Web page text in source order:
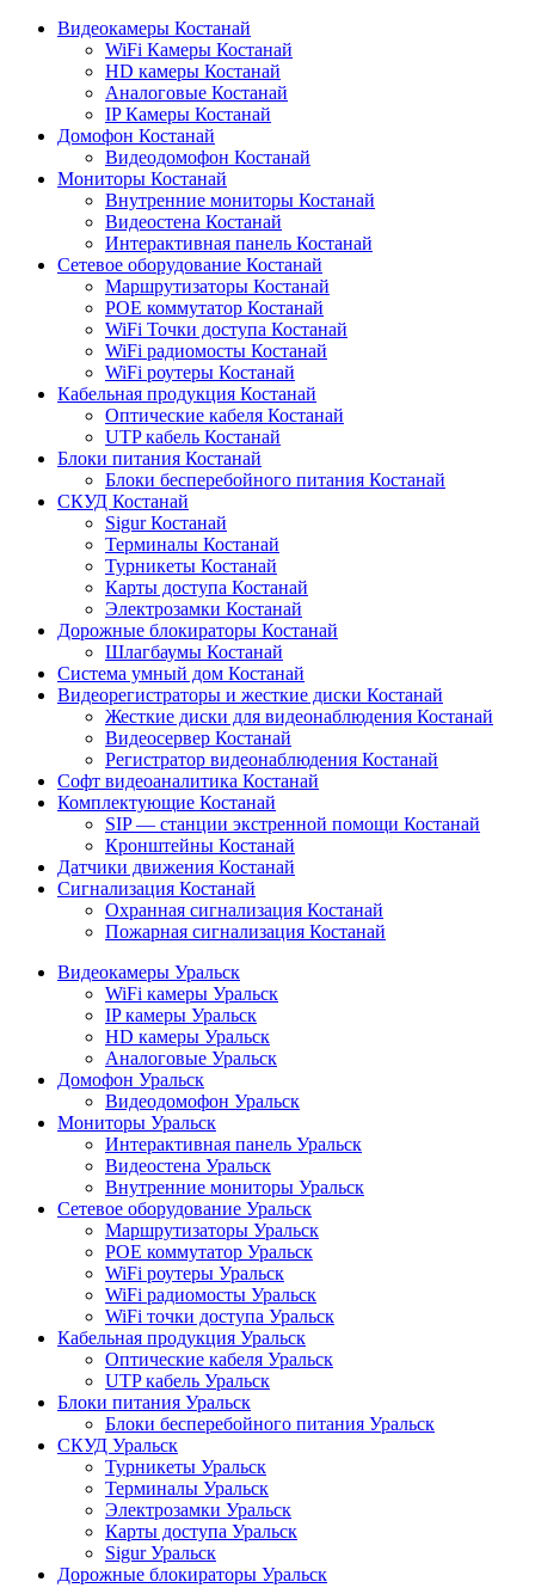
Видеокамеры Костанай
WiFi Камеры Костанай
HD камеры Костанай
Аналоговые Костанай
IP Камеры Костанай
Домофон Костанай
Видеодомофон Костанай
Мониторы Костанай
Внутренние мониторы Костанай
Видеостена Костанай
Интерактивная панель Костанай
Сетевое оборудование Костанай
Маршрутизаторы Костанай
POE коммутатор Костанай
WiFi Точки доступа Костанай
WiFi радиомосты Костанай
WiFi роутеры Костанай
Кабельная продукция Костанай
Оптические кабеля Костанай
UTP кабель Костанай
Блоки питания Костанай
Блоки бесперебойного питания Костанай
СКУД Костанай
Sigur Костанай
Терминалы Костанай
Турникеты Костанай
Карты доступа Костанай
Электрозамки Костанай
Дорожные блокираторы Костанай
Шлагбаумы Костанай
Система умный дом Костанай
Видеорегистраторы и жесткие диски Костанай
Жесткие диски для видеонаблюдения Костанай
Видеосервер Костанай
Регистратор видеонаблюдения Костанай
Софт видеоаналитика Костанай
Комплектующие Костанай
SIP — станции экстренной помощи Костанай
Кронштейны Костанай
Датчики движения Костанай
Сигнализация Костанай
Охранная сигнализация Костанай
Пожарная сигнализация Костанай
Видеокамеры Уральск
WiFi камеры Уральск
IP камеры Уральск
HD камеры Уральск
Аналоговые Уральск
Домофон Уральск
Видеодомофон Уральск
Мониторы Уральск
Интерактивная панель Уральск
Видеостена Уральск
Внутренние мониторы Уральск
Сетевое оборудование Уральск
Маршрутизаторы Уральск
POE коммутатор Уральск
WiFi роутеры Уральск
WiFi радиомосты Уральск
WiFi точки доступа Уральск
Кабельная продукция Уральск
Оптические кабеля Уральск
UTP кабель Уральск
Блоки питания Уральск
Блоки бесперебойного питания Уральск
СКУД Уральск
Турникеты Уральск
Терминалы Уральск
Электрозамки Уральск
Карты доступа Уральск
Sigur Уральск
Дорожные блокираторы Уральск